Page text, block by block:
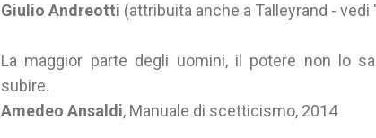
Giulio Andreotti (attribuita anche a Talleyrand -
La maggior parte degli uomini, il potere non lo
subire.
Amedeo Ansaldi, Manuale di scetticismo, 2014